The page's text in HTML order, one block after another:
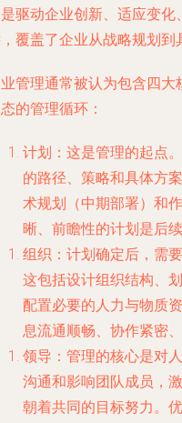
驱动企业创新、适应变
覆盖了企业从战略规划到
管理通常被认为包含四
的管理循环：
计划 ：这是管理的起点
的路径、策略和具体方
术规划（中期部署）和
晰、前瞻性的计划是后
组织 ：计划确定后，需
这包括设计组织结构、
配置必要的人力与物质
息流通顺畅、协作紧密
领导 ：管理的核心是对
沟通和影响团队成员，
朝着共同的目标努力。